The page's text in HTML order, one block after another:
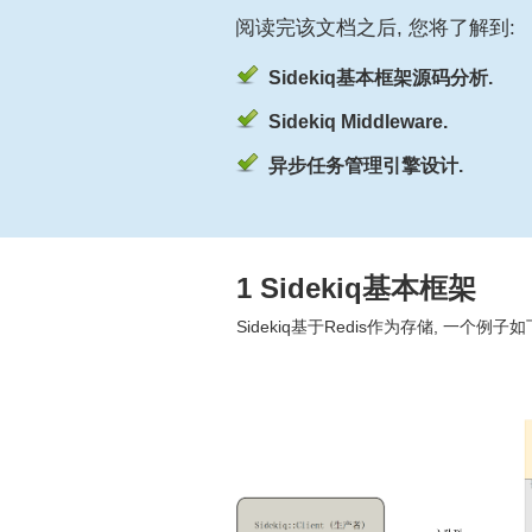
阅读完该文档之后, 您将了解到:
Sidekiq基本框架源码分析.
Sidekiq Middleware.
异步任务管理引擎设计.
1 Sidekiq基本框架
Sidekiq基于Redis作为存储, 一个例子如